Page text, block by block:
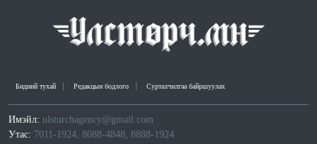
Бидний тухай Редакцын бодлого Сурталчилгаа байршуулах
Имэйл: ulsturchagency@gmail.com
Утас: 7011-1924, 8088-4848, 8888-1924